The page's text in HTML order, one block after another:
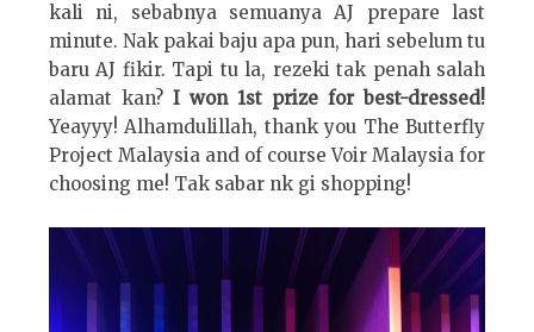
kali ni, sebabnya semuanya AJ prepare last
minute. Nak pakai baju apa pun, hari sebelum tu
baru AJ fikir. Tapi tu la, rezeki tak penah salah
alamat kan? I won 1st prize for best-dressed!
Yeayyy! Alhamdulillah, thank you The Butterfly
Project Malaysia and of course Voir Malaysia for
choosing me! Tak sabar nk gi shopping!